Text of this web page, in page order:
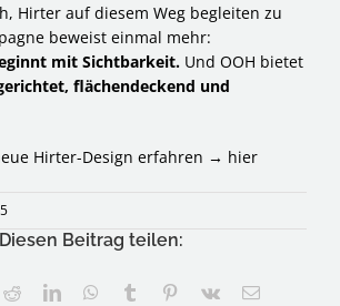
Hirter auf diesem Weg begleiten zu
beweist einmal mehr:
mit Sichtbarkeit. Und OOH bietet
flächendeckend und
Hirter-Design erfahren → hier
Diesen Beitrag teilen:
RedditLinkedInWhatsApp
Tumblr Pinterest
Vk
E-